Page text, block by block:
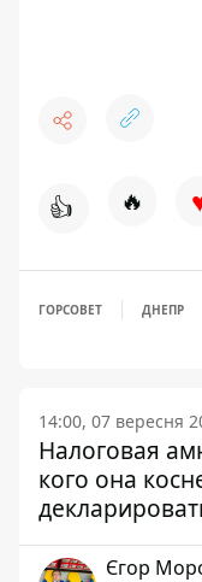
👍 🔥
ГОРСОВЕТ ДНЕПР
14:00, 07 вересня
Налоговая
кого она
Єгор